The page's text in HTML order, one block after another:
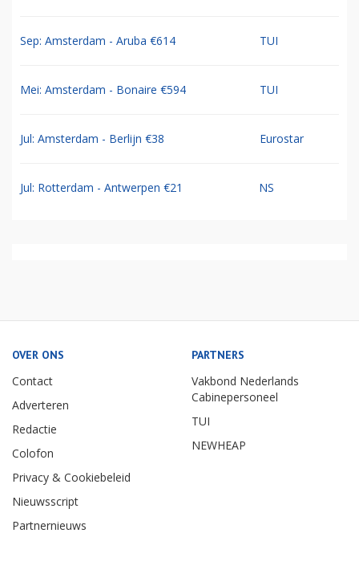
Sep: Amsterdam - Aruba €614 TUI
Mei: Amsterdam - Bonaire €594 TUI
Jul: Amsterdam - Berlijn €38 Eurostar
Jul: Rotterdam - Antwerpen €21 NS
OVER ONS
Contact
Adverteren
Redactie
Colofon
Privacy & Cookiebeleid
Nieuwsscript
Partnernieuws
PARTNERS
Vakbond Nederlands
Cabinepersoneel
TUI
NEWHEAP